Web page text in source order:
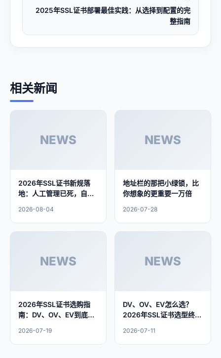
2025年SSL证书部署最佳实践：从选择到配置的完
整指南
相关新闻
NEWS
2026年SSL证书新规落
地：人工管理已死，自动
2026-08-04
NEWS
地址栏的那把小绿锁，比
你想象的更重要一万倍
2026-07-28
NEWS
2026年SSL证书选购指
南：DV、OV、EV到底怎
2026-07-19
NEWS
DV、OV、EV怎么选？
2026年SSL证书选型终极
2026-07-11